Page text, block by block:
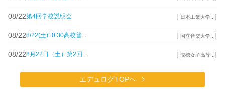
08/22第4回学校説明会 [ 日本工業大学... ]
08/228/22(土)10:30高校普... [ 国立音楽大学... ]
08/228月22日（土）第2回... [ 潤徳女子高等... ]
エデュログTOPへ